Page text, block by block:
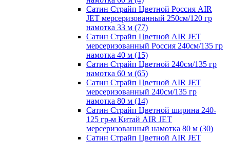
Сатин Страйп Цветной Россия AIR
JET мерсеризованный 250см/120 гр
намотка 33 м (77)
Сатин Страйп Цветной AIR JET
мерсеризованный Россия 240см/135 гр
намотка 40 м (15)
Сатин Страйп Цветной 240см/135 гр
намотка 60 м (65)
Сатин Страйп Цветной AIR JET
мерсеризованный 240см/135 гр
намотка 80 м (14)
Сатин Страйп Цветной ширина 240-
125 гр-м Китай AIR JET
мерсеризованный намотка 80 м (30)
Сатин Страйп Цветной AIR JET